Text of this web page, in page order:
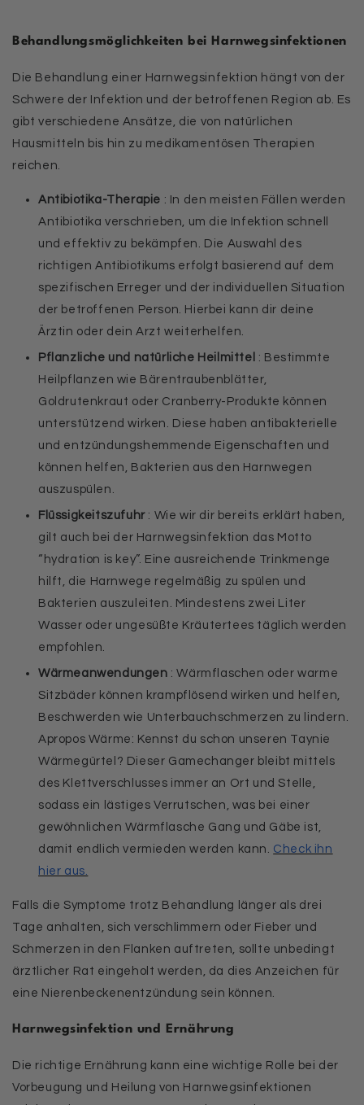
Behandlungsmöglichkeiten bei Harnwegsinfektionen
Die Behandlung einer Harnwegsinfektion hängt von der
Schwere der Infektion und der betroffenen Region ab. Es
gibt verschiedene Ansätze, die von natürlichen
Hausmitteln bis hin zu medikamentösen Therapien
reichen.
Antibiotika-Therapie : In den meisten Fällen werden
Antibiotika verschrieben, um die Infektion schnell
und effektiv zu bekämpfen. Die Auswahl des
richtigen Antibiotikums erfolgt basierend auf dem
spezifischen Erreger und der individuellen Situation
der betroffenen Person. Hierbei kann dir deine
Ärztin oder dein Arzt weiterhelfen.
Pflanzliche und natürliche Heilmittel : Bestimmte
Heilpflanzen wie Bärentraubenblätter,
Goldrutenkraut oder Cranberry-Produkte können
unterstützend wirken. Diese haben antibakterielle
und entzündungshemmende Eigenschaften und
können helfen, Bakterien aus den Harnwegen
auszuspülen.
Flüssigkeitszufuhr: Wie wir dir bereits erklärt haben,
gilt auch bei der Harnwegsinfektion das Motto
“hydration is key”. Eine ausreichende Trinkmenge
hilft, die Harnwege regelmäßig zu spülen und
Bakterien auszuleiten. Mindestens zwei Liter
Wasser oder ungesüßte Kräutertees täglich werden
empfohlen.
Wärmeanwendungen : Wärmflaschen oder warme
Sitzbäder können krampflösend wirken und helfen,
Beschwerden wie Unterbauchschmerzen zu lindern.
Apropos Wärme: Kennst du schon unseren Taynie
Wärmegürtel? Dieser Gamechanger bleibt mittels
des Klettverschlusses immer an Ort und Stelle,
sodass ein lästiges Verrutschen, was bei einer
gewöhnlichen Wärmflasche Gang und Gäbe ist,
damit endlich vermieden werden kann. Check ihn
hier aus.
Falls die Symptome trotz Behandlung länger als drei
Tage anhalten, sich verschlimmern oder Fieber und
Schmerzen in den Flanken auftreten, sollte unbedingt
ärztlicher Rat eingeholt werden, da dies Anzeichen für
eine Nierenbeckenentzündung sein können.
Harnwegsinfektion und Ernährung
Die richtige Ernährung kann eine wichtige Rolle bei der
Vorbeugung und Heilung von Harnwegsinfektionen